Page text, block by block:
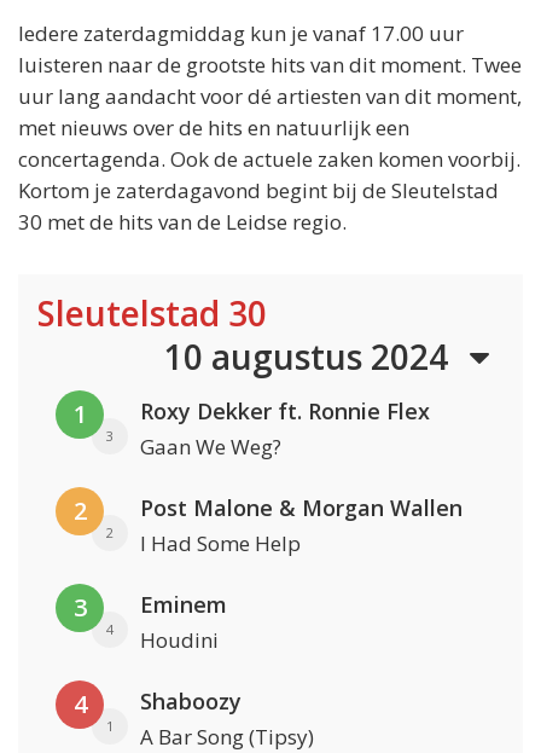
Iedere zaterdagmiddag kun je vanaf 17.00 uur
luisteren naar de grootste hits van dit moment. Twee
uur lang aandacht voor dé artiesten van dit moment,
met nieuws over de hits en natuurlijk een
concertagenda. Ook de actuele zaken komen voorbij.
Kortom je zaterdagavond begint bij de Sleutelstad
30 met de hits van de Leidse regio.
Sleutelstad 30
10 augustus 2024
1
3
Roxy Dekker ft. Ronnie Flex
Gaan We Weg?
2
2
Post Malone & Morgan Wallen
I Had Some Help
3
4
Eminem
Houdini
4
1
Shaboozy
A Bar Song (Tipsy)